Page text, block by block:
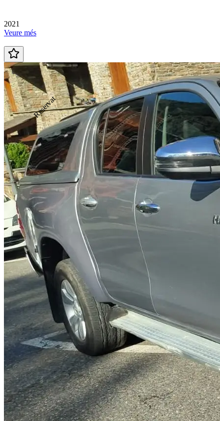
2021
Veure més
Reservat